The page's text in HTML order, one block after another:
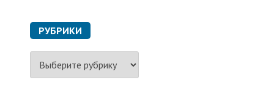
РУБРИКИ
б